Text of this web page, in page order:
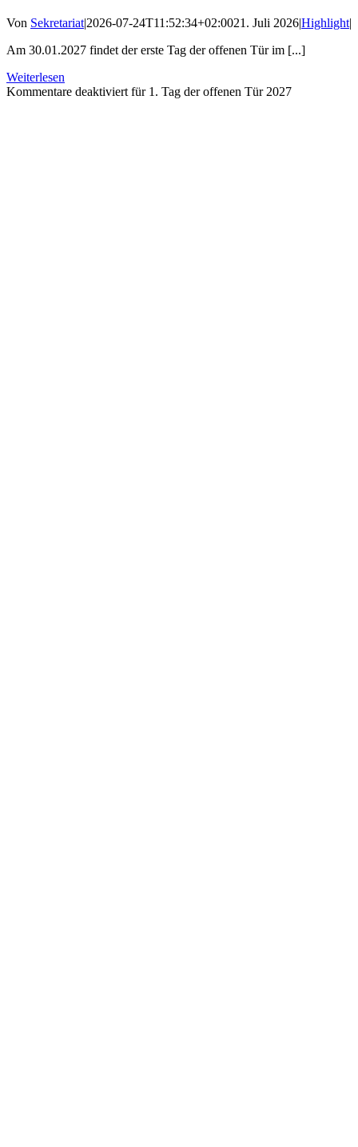
Von Sekretariat|2026-07-24T11:52:34+02:0021. Juli 2026|Highlight|
Am 30.01.2027 findet der erste Tag der offenen Tür im [...]
Weiterlesen
Kommentare deaktiviert für 1. Tag der offenen Tür 2027